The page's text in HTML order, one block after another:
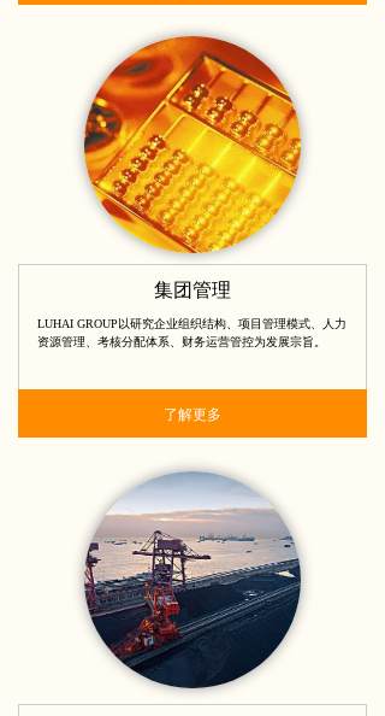
了解更多
集团管理
LUHAI GROUP以研究企业组织结构、项目管理模式、人力
资源管理、考核分配体系、财务运营管控为发展宗旨。